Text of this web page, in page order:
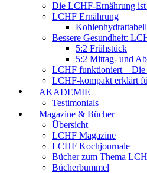
Die LCHF-Ernährung
LCHF Ernährung
Bessere Gesundheit:
5:2 Frühstück
5:2 Mittag- und
LCHF funktioniert – Die
LCHF-kompakt erklärt
AKADEMIE
Testimonials
Magazine & Bücher
Übersicht
LCHF Magazine
LCHF Kochjournale
Bücher zum Thema
Bücherbummel